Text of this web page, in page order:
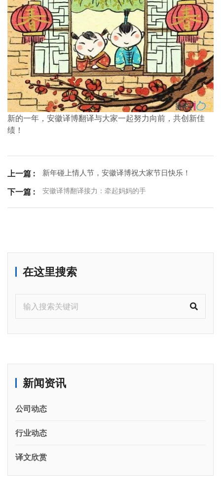
新的一年， 安徽译博翻译与大家一起努力向前，共创新佳
绩！
上一篇 : 新年碰上情人节，安徽译博祝大家节日快乐！
下一篇 : 安徽译博翻译接力：牵起妈妈的手
在这里搜索
新闻资讯
公司动态
行业动态
译文欣赏